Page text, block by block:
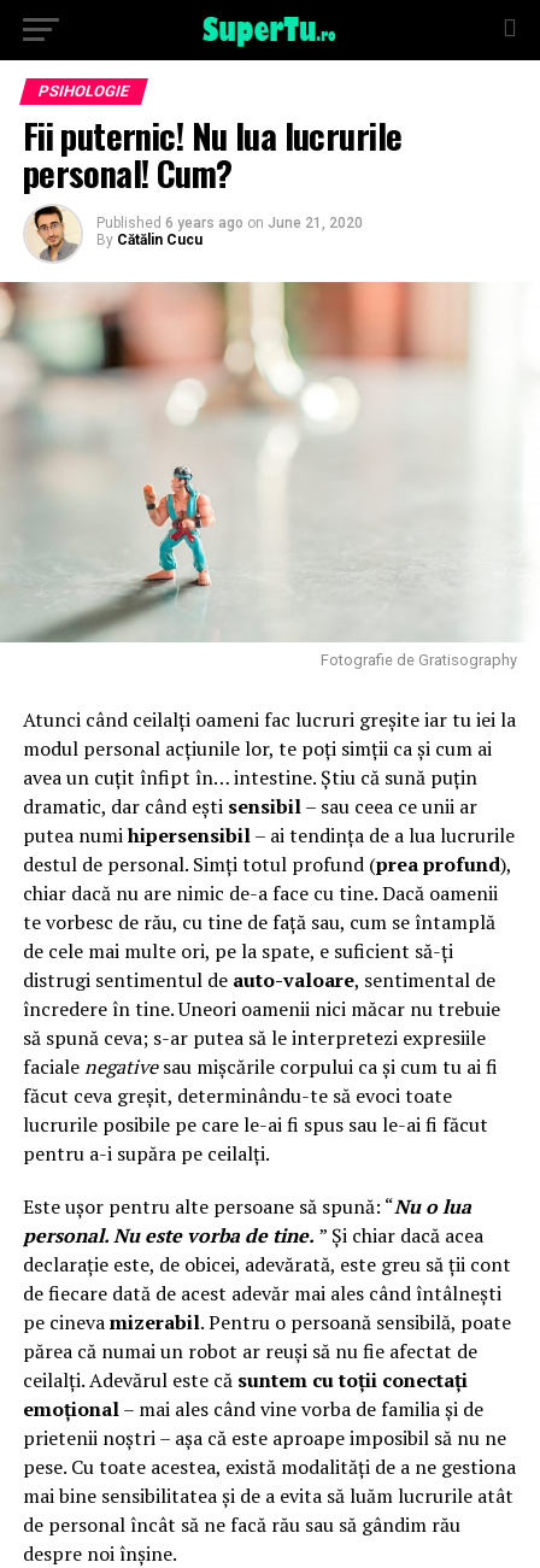
PSIHOLOGIE
Fii puternic! Nu lua lucrurile
personal! Cum?
Published 6 years ago on June 21, 2020
By Cătălin Cucu
Fotografie de Gratisography
Atunci când ceilalți oameni fac lucruri greșite iar tu iei la
modul personal acțiunile lor, te poți simții ca și cum ai
avea un cuțit înfipt în… intestine. Știu că sună puțin
dramatic, dar când ești sensibil– sau ceea ce unii ar
putea numihipersensibil– ai tendința de a lua lucrurile
destul de personal. Simți totul profund (prea profund),
chiar dacă nu are nimic de-a face cu tine. Dacă oamenii
te vorbesc de rău, cu tine de față sau, cum se întamplă
de cele mai multe ori, pe la spate, e suficient să-ți
distrugi sentimentul de auto-valoare, sentimental de
încredere în tine. Uneori oamenii nici măcar nu trebuie
să spună ceva; s-ar putea să le interpretezi expresiile
facialenegativesau mișcările corpului ca și cum tu ai fi
făcut ceva greșit, determinându-te să evoci toate
lucrurile posibile pe care le-ai fi spus sau le-ai fi făcut
pentru a-i supăra pe ceilalți.
Este ușor pentru alte persoane să spună: “Nu o lua
personal. Nu este vorba de tine. ” Și chiar dacă acea
declarație este, de obicei, adevărată, este greu să ții cont
de fiecare dată de acest adevăr mai ales când întâlnești
pe cinevamizerabil. Pentru o persoană sensibilă, poate
părea că numai un robot ar reuși să nu fie afectat de
ceilalți. Adevărul este că suntem cu toții conectați
emoțional– mai ales când vine vorba de familia și de
prietenii noștri – așa că este aproape imposibil să nu ne
pese. Cu toate acestea, există modalități de a ne gestiona
mai bine sensibilitatea și de a evita să luăm lucrurile atât
de personal încât să ne facă rău sau să gândim rău
despre noi înșine.